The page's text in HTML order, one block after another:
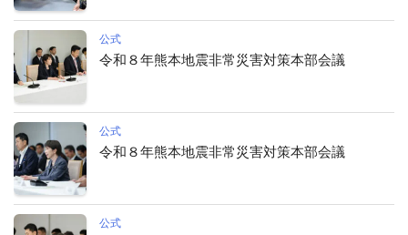
公式
令和８年熊本地震非常災害対策本部会議
公式
令和８年熊本地震非常災害対策本部会議
公式